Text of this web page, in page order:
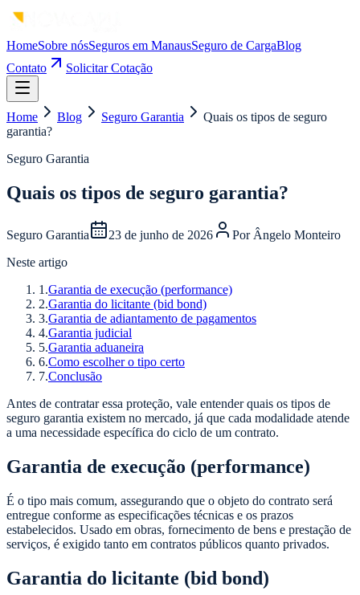
HomeSobre nósSeguros em ManausSeguro de CargaBlog
Contato
Solicitar Cotação
Home Blog Seguro Garantia
Quais os tipos de seguro
garantia?
Seguro Garantia
Quais os tipos de seguro garantia?
Seguro Garantia 23 de junho de 2026 Por Ângelo Monteiro
Neste artigo
1 .Garantia de execução (performance)
2.Garantia do licitante (bid bond)
3.Garantia de adiantamento de pagamentos
4.Garantia judicial
5.Garantia aduaneira
6.Como escolher o tipo certo
7.Conclusão
Antes de contratar essa proteção, vale entender quais os tipos de
seguro garantia existem no mercado, já que cada modalidade atende
a uma necessidade específica do ciclo de um contrato.
Garantia de execução (performance)
É o tipo mais comum, assegurando que o objeto do contrato será
entregue conforme as especificações técnicas e os prazos
estabelecidos. Usado em obras, fornecimento de bens e prestação de
serviços, é exigido tanto em contratos públicos quanto privados.
Garantia do licitante (bid bond)